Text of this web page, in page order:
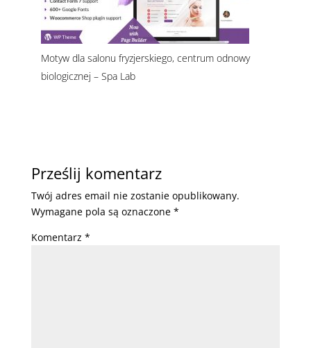
Motyw dla salonu fryzjerskiego, centrum odnowy
biologicznej – Spa Lab
Prześlij komentarz
Twój adres email nie zostanie opublikowany.
Wymagane pola są oznaczone *
Komentarz *